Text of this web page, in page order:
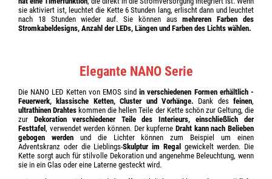
sie aktiviert ist, leuchtet die Kette 6 Stunden lang, erlischt dann und leuchtet
nach 18 Stunden wieder auf. Sie können ausmehreren Farben des
Stromkabeldesigns, Anzahl der LEDs, Längen und Farben des Lichts wählen.
Elegante NANO Serie
Die NANO LED Ketten von EMOS sindin verschiedenen Formen erhältlich -
Feuerwerk, klassische Ketten, Cluster und Vorhänge. Dank des feinen,
ultrathinen Drahtes kommen die hellen Teile der Kette schön zur Geltung, die
zur Dekoration verschiedener Teile des Interieurs, einschließlich der
Festtafel , verwendet werden können. Der kupferne Draht kann nach Belieben
gebogen werdenund die Lichter können zum Beispiel um einen
Adventskranz oder die Lieblings-Skulptur im Regal gewickelt werden. Die
Kette sorgt auch für stilvolle Dekoration und angenehme Beleuchtung, wenn
sie in ein Glas oder eine Laterne gesteckt wird.